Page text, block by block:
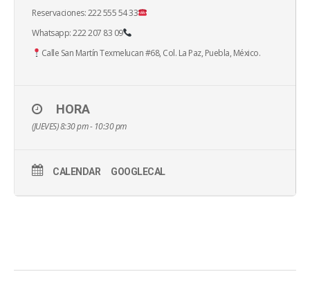
Reservaciones: 222 555 54 33
Whatsapp: 222 207 83 09
Calle San Martín Texmelucan #68, Col. La Paz, Puebla, México.
HORA
(JUEVES) 8:30 pm - 10:30 pm
CALENDAR GOOGLECAL